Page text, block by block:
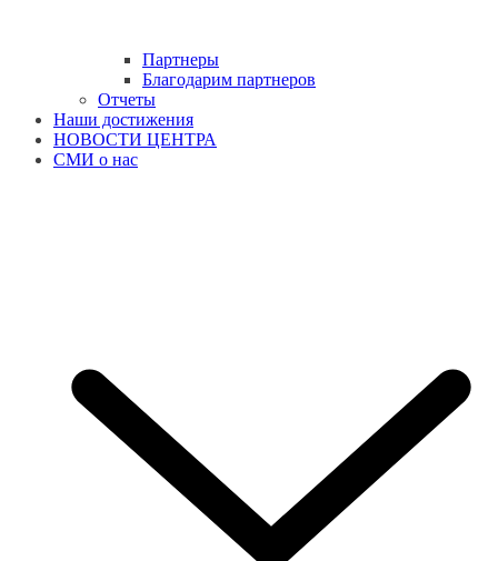
Партнеры
Благодарим партнеров
Отчеты
Наши достижения
НОВОСТИ ЦЕНТРА
СМИ о нас